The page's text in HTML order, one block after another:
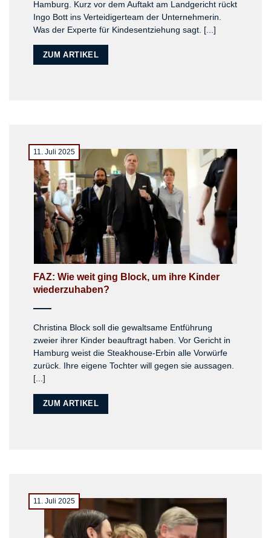
Hamburg. Kurz vor dem Auftakt am Landgericht rückt
Ingo Bott ins Verteidigerteam der Unternehmerin.
Was der Experte für Kindesentziehung sagt. [...]
ZUM ARTIKEL
FAZ: Wie weit ging Block, um ihre Kinder
wiederzuhaben?
11. Juli 2025
Christina Block soll die gewaltsame Entführung
zweier ihrer Kinder beauftragt haben. Vor Gericht in
Hamburg weist die Steakhouse-Erbin alle Vorwürfe
zurück. Ihre eigene Tochter will gegen sie aussagen.
[...]
ZUM ARTIKEL
11. Juli 2025